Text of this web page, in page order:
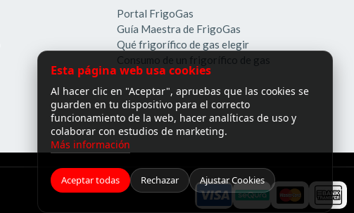
Portal FrigoGas
Guía Maestra de FrigoGas
Qué frigorífico de gas elegir
Consumo de un frigorífico de gas
Esta página web usa cookies
Al hacer clic en "Aceptar", apruebas que las cookies se
guarden en tu dispositivo para el correcto
funcionamiento de la web, hacer analíticas de uso y
colaborar con estudios de marketing.
Más información
Aceptar todas Rechazar Ajustar Cookies